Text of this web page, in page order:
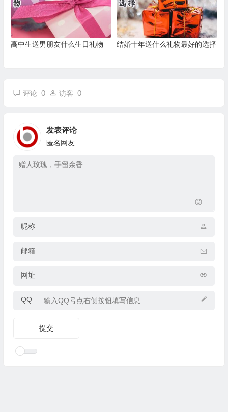
高中生送男朋友什么生日礼物 结婚十年送什么礼物最好的选择
评论 0 访客 0
发表评论
匿名网友
昵称
邮箱
网址
QQ